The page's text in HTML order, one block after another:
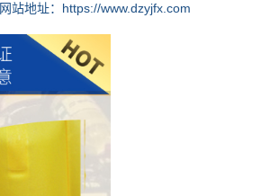
网站地址：https://www.dzyjfx.com